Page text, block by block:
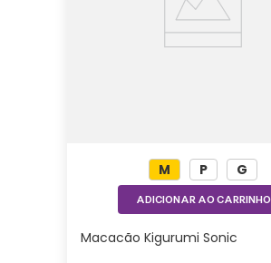
Macacão Kigurumi Sonic
M P G
ADICIONAR AO CARRINHO